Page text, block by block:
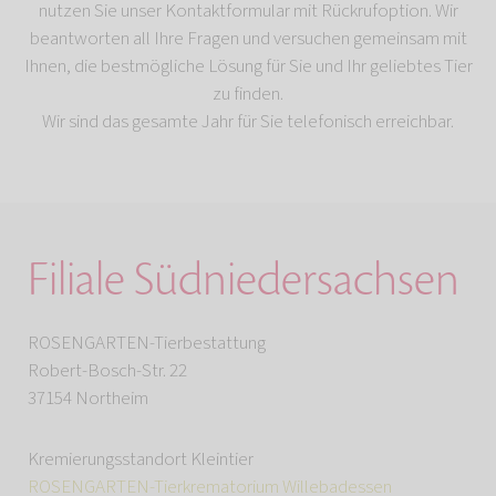
nutzen Sie unser Kontaktformular mit Rückrufoption. Wir
beantworten all Ihre Fragen und versuchen gemeinsam mit
Ihnen, die bestmögliche Lösung für Sie und Ihr geliebtes Tier
zu finden.
Wir sind das gesamte Jahr für Sie telefonisch erreichbar.
Filiale Südniedersachsen
ROSENGARTEN-Tierbestattung
Robert-Bosch-Str. 22
37154 Northeim
Kremierungsstandort Kleintier
ROSENGARTEN-Tierkrematorium Willebadessen